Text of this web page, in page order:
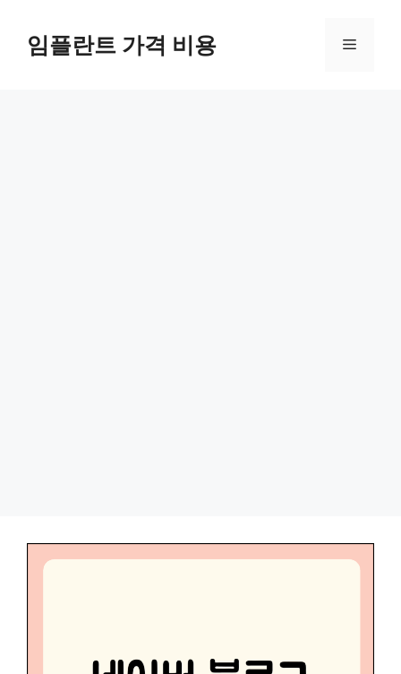
content임플란트 가격 비용 Menu